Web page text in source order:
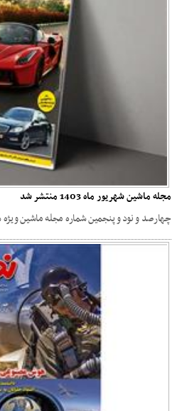
مجله ماشین شهریور ماه 1403 منتشر شد
چهارصد و نود و پنجمین شماره مجله ماشین ویژه شهریور